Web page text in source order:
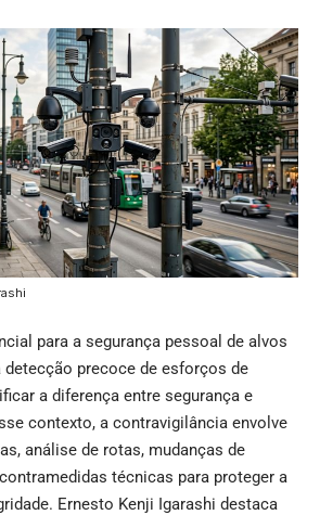
para a segurança pessoal de alvos
detecção precoce de esforços de
a diferença entre segurança e
contexto, a contravigilância envolve
análise de rotas, mudanças de
técnicas para proteger a
Ernesto Kenji Igarashi destaca